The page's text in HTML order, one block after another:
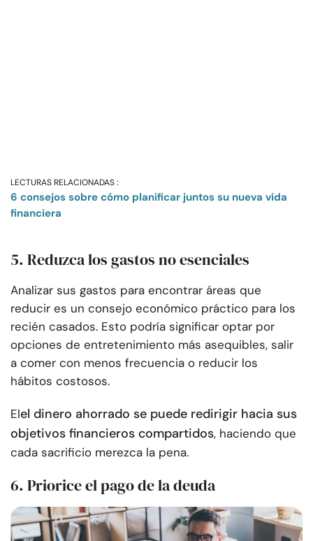
LECTURAS RELACIONADAS :
6 consejos sobre cómo planificar juntos su nueva vida
financiera
5. Reduzca los gastos no esenciales
Analizar sus gastos para encontrar áreas que
reducir es un consejo económico práctico para los
recién casados. Esto podría significar optar por
opciones de entretenimiento más asequibles, salir
a comer con menos frecuencia o reducir los
hábitos costosos.
Elel dinero ahorrado se puede redirigir hacia sus
objetivos financieros compartidos, haciendo que
cada sacrificio merezca la pena.
6. Priorice el pago de la deuda